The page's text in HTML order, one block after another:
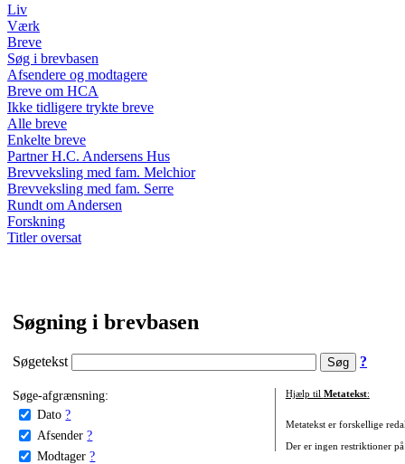
Liv
Værk
Breve
Søg i brevbasen
Afsendere og modtagere
Breve om HCA
Ikke tidligere trykte breve
Alle breve
Enkelte breve
Partner H.C. Andersens Hus
Brevveksling med fam. Melchior
Brevveksling med fam. Serre
Rundt om Andersen
Forskning
Titler oversat
Søgning i brevbasen
Søgetekst ?
Søge-afgrænsning:
Dato ?
Afsender ?
Modtager ?
Hjælp til Metatekst:
Metatekst er forskellige
Der er ingen restriktioner